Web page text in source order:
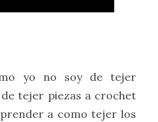
yo no soy de tejer
tejer piezas a crochet
a como tejer los